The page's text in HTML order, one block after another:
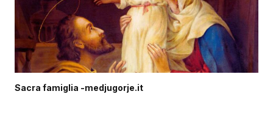
Sacra famiglia -medjugorje.it